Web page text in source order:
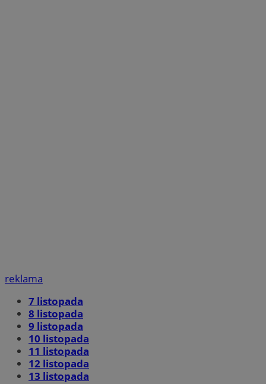
reklama
7 listopada
8 listopada
9 listopada
10 listopada
11 listopada
12 listopada
13 listopada